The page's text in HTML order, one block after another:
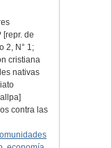
[repr. de
2, N° 1;
cristiana
nativas
contra las